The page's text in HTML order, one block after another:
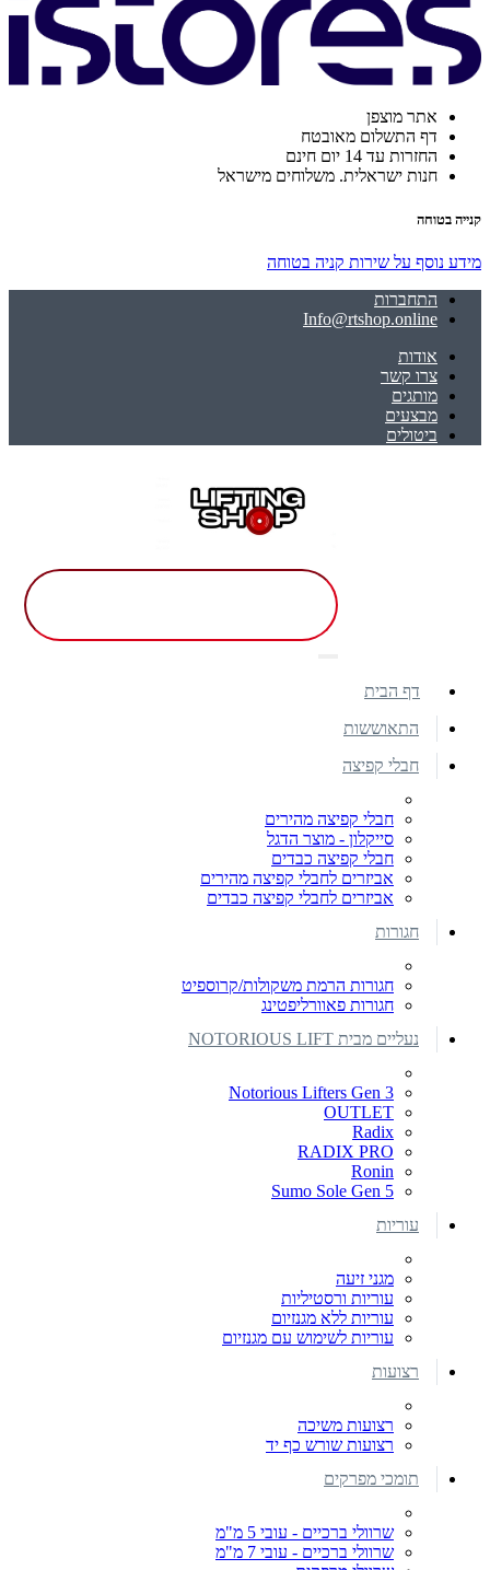
אתר מוצפן
דף התשלום מאובטח
החזרות עד 14 יום חינם
חנות ישראלית. משלוחים מישראל
קנייה בטוחה
מידע נוסף על שירות קניה בטוחה
התחברות
Info@rtshop.online
אודות
צרו קשר
מותגים
מבצעים
ביטולים
דף הבית
התאוששות
חבלי קפיצה
חבלי קפיצה מהירים
סייקלון - מוצר הדגל
חבלי קפיצה כבדים
אביזרים לחבלי קפיצה מהירים
אביזרים לחבלי קפיצה כבדים
חגורות
חגורות הרמת משקולות/קרוספיט
חגורות פאוורליפטינג
נעליים מבית NOTORIOUS LIFT
Notorious Lifters Gen 3
OUTLET
Radix
RADIX PRO
Ronin
Sumo Sole Gen 5
עוריות
מגני זיעה
עוריות ורסטיליות
עוריות ללא מגנזיום
עוריות לשימוש עם מגנזיום
רצועות
רצועות משיכה
רצועות שורש כף יד
תומכי מפרקים
שרוולי ברכיים - עובי 5 מ"מ
שרוולי ברכיים - עובי 7 מ"מ